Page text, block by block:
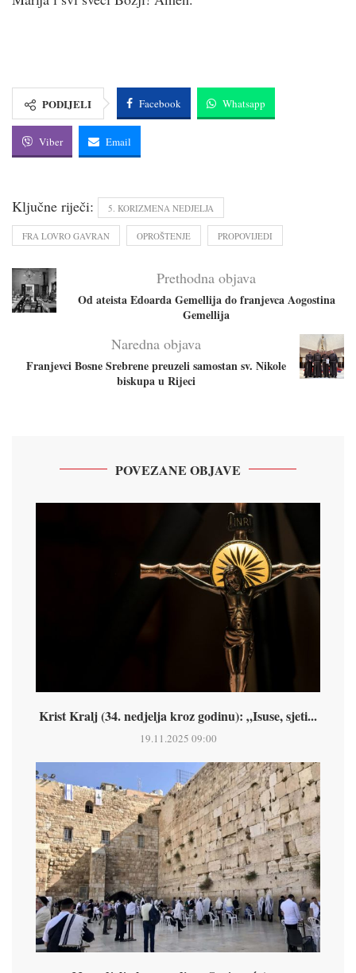
PODIJELI Facebook Whatsapp
Viber Email
Ključne riječi: 5. KORIZMENA NEDJELJA
FRA LOVRO GAVRAN OPROŠTENJE PROPOVIJEDI
Prethodna objava
Od ateista Edoarda Gemellija do franjevca Aogostina
Gemellija
Naredna objava
Franjevci Bosne Srebrene preuzeli samostan sv. Nikole
biskupa u Rijeci
POVEZANE OBJAVE
Krist Kralj (34. nedjelja kroz godinu): „Isuse, sjeti...
19.11.2025 09:00